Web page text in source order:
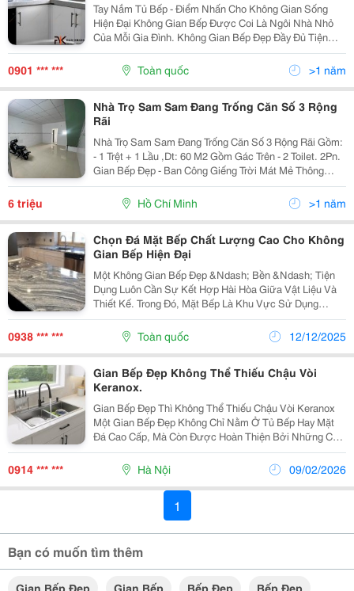
Tay Nắm Tủ Bếp - Điểm Nhấn Cho Không Gian Sống
Hiện Đại Không Gian Bếp Được Coi Là Ngôi Nhà Nhỏ
Của Mỗi Gia Đình. Không Gian Bếp Đẹp Đầy Đủ Tiện
Nghi Không Chỉ Là Dành Để Nấu Nướng Mà Còn Là Một
Góc Nhỏ Để Gắn Kết Yêu Thương Cho Những Thành
0901 *** *** Toàn quốc >1 năm
Nhà Trọ Sam Sam Đang Trống Căn Số 3 Rộng
Rãi
Nhà Trọ Sam Sam Đang Trống Căn Số 3 Rộng Rãi Gồm:
- 1 Trệt + 1 Lầu ,Dt: 60 M2 Gồm Gác Trên - 2 Toilet. 2Pn.
Gian Bếp Đẹp - Ban Công Giếng Trời Mát Mẻ Thông
Thoáng - Riêng Biệt, Giờ Giấc Tự Do, View Bờ Sông.
An Ninh Yên Tĩnh. - Toàn Bộ Nhà Được...
6 triệu Hồ Chí Minh >1 năm
Chọn Đá Mặt Bếp Chất Lượng Cao Cho Không
Gian Bếp Hiện Đại
Một Không Gian Bếp Đẹp &Ndash; Bền &Ndash; Tiện
Dụng Luôn Cần Sự Kết Hợp Hài Hòa Giữa Vật Liệu Và
Thiết Kế. Trong Đó, Mặt Bếp Là Khu Vực Sử Dụng
Thường Xuyên Nhất, Đòi Hỏi Vật Liệu Phải Đạt Chuẩn
Về Độ Cứng, Tính Thẩm Mỹ Và Khả Năng Chịu Nhiệt.
0938 *** *** Toàn quốc 12/12/2025
Gian Bếp Đẹp Không Thể Thiếu Chậu Vòi
Keranox.
Gian Bếp Đẹp Thì Không Thể Thiếu Chậu Vòi Keranox
Một Gian Bếp Đẹp Không Chỉ Nằm Ở Tủ Bếp Hay Mặt
Đá Cao Cấp, Mà Còn Được Hoàn Thiện Bởi Những Chi
Tiết Tưởng Chừng Nhỏ Nhưng Lại Quyết Định Trải
Nghiệm Mỗi Ngày. Trong Đó, Chậu Vòi Rửa Bát Chính
0914 *** *** Hà Nội 09/02/2026
1
Bạn có muốn tìm thêm
Gian Bếp Đẹp Gian Bếp Bếp Đẹp Bếp Đẹp